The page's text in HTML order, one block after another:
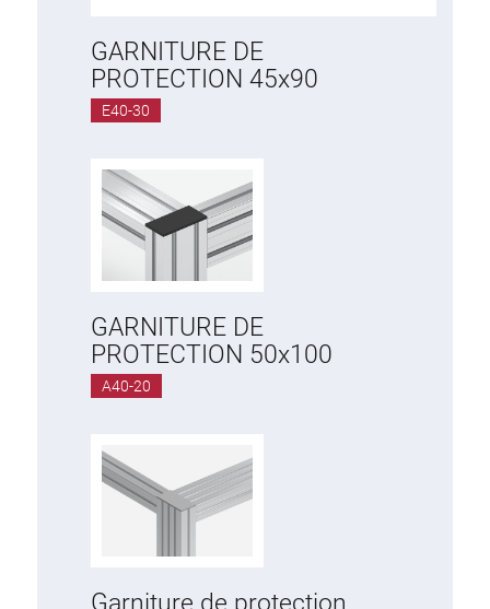
GARNITURE DE
PROTECTION 45x90
E40-30
GARNITURE DE
PROTECTION 50x100
A40-20